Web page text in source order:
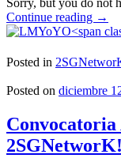
Sorry, but you do not
Continue reading →
Posted in
Posted on diciembre
2SGNetworK!